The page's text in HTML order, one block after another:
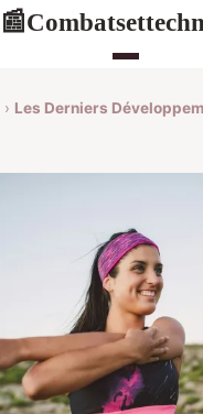
📰
› Les Derniers